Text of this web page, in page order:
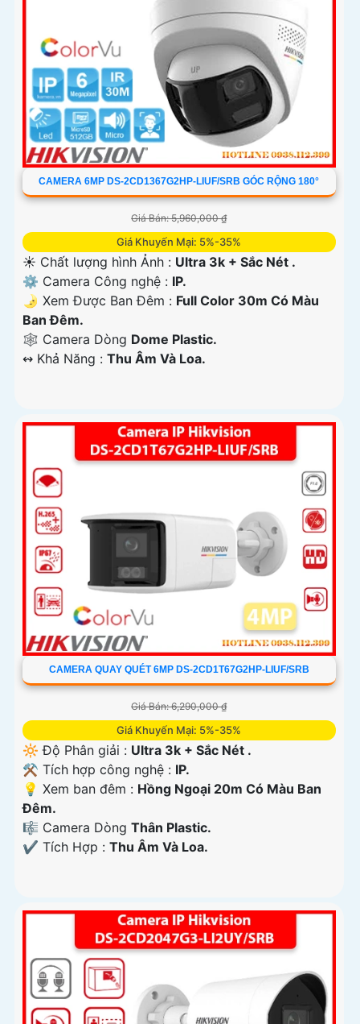
CAMERA 6MP DS-2CD1367G2HP-LIUF/SRB GÓC RỘNG 180°
Giá Bán: 5,960,000 ₫
Giá Khuyến Mại: 5%-35%
☀️ Chất lượng hình Ảnh : Ultra 3k + Sắc Nét .
⚙ Camera Công nghệ : IP.
🌛 Xem Được Ban Đêm : Full Color 30m Có Màu
Ban Ðêm.
🕸️ Camera Dòng Dome Plastic.
️↭ Khả Năng : Thu Âm Và Loa.
CAMERA QUAY QUÉT 6MP DS-2CD1T67G2HP-LIUF/SRB
Giá Bán: 6,290,000 ₫
Giá Khuyến Mại: 5%-35%
🔆 Độ Phân giải : Ultra 3k + Sắc Nét .
⚒ Tích hợp công nghệ : IP.
💡 Xem ban đêm : Hồng Ngoại 20m Có Màu Ban
Ðêm.
🎼️ Camera Dòng Thân Plastic.
️✔️ Tích Hợp : Thu Âm Và Loa.